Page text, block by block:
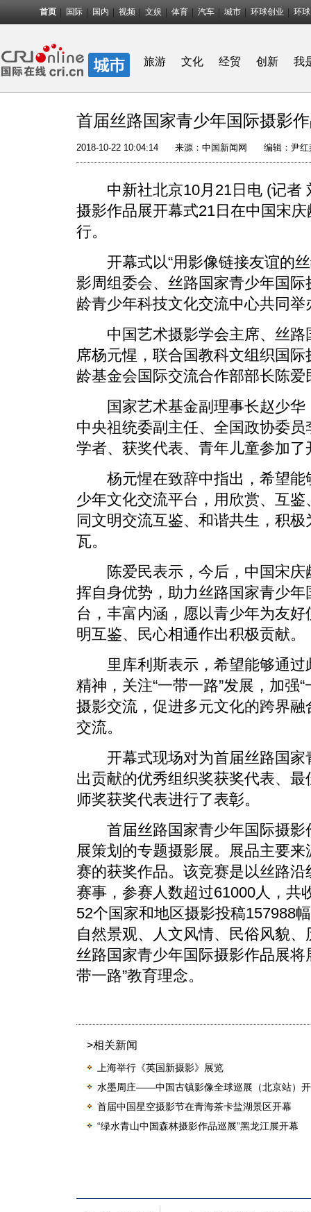
首页 国际 国内 视频 文娱 体育 汽车 城市 环球创业 环
旅游 文化 经贸 创新 我
首届丝路国家青少年国际摄影
2018-10-22 10:04:14 来源： 中国新闻网 编辑：尹红
中新社北京10月21日电 (记者
摄影作品展开幕式21日在中国宋
行。
开幕式以“用影像链接友谊的丝
影周组委会、丝路国家青少年国
龄青少年科技文化交流中心共同举
中国艺术摄影学会主席、丝路
席杨元惺，联合国教科文组织国
龄基金会国际交流合作部部长陈爱
国家艺术基金副理事长赵少华
中央祖统委副主任、全国政协委
学者、获奖代表、青年儿童参加了
杨元惺在致辞中指出，希望能
少年文化交流平台，用欣赏、互
同文明交流互鉴、和谐共生，积
瓦。
陈爱民表示，今后，中国宋庆
挥自身优势，助力丝路国家青少
台，丰富内涵，愿以青少年为友
明互鉴、民心相通作出积极贡献。
里库利斯表示，希望能够通过
精神，关注“一带一路”发展，加强
摄影交流，促进多元文化的跨界
交流。
开幕式现场对为首届丝路国家
出贡献的优秀组织奖获奖代表、
师奖获奖代表进行了表彰。
首届丝路国家青少年国际摄影
展策划的专题摄影展。展品主要
赛的获奖作品。该竞赛是以丝路
赛事，参赛人数超过61000人，共
52个国家和地区摄影投稿157988
自然景观、人文风情、民俗风貌
丝路国家青少年国际摄影作品展
带一路”教育理念。
>相关新闻
上海举行《英国新摄影》展览
水墨周庄——中国古镇影像全球巡展（北京站）
首届中国星空摄影节在青海茶卡盐湖景区开幕
“绿水青山中国森林摄影作品巡展”黑龙江展开幕